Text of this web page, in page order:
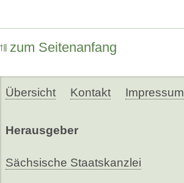
zum Seitenanfang
Übersicht Kontakt Impressum
Herausgeber
Sächsische Staatskanzlei